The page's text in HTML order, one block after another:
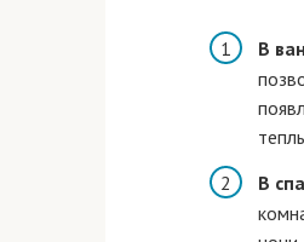
В
В